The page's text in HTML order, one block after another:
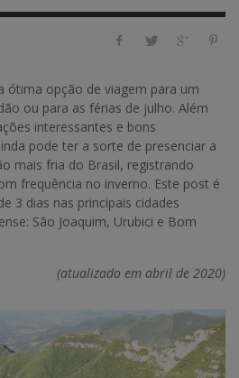
ótima opção de viagem para um
ou para as férias de julho. Além
interessantes e bons
pode ter a sorte de presenciar a
mais fria do Brasil, registrando
frequência no inverno. Este post é
3 dias nas principais cidades
São Joaquim, Urubici e Bom
(atualizado em abril de 2020)